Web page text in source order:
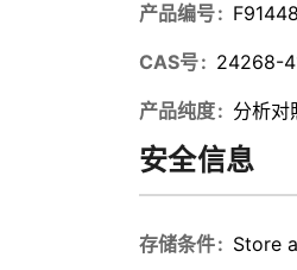
产品编号
CAS号 24268-
产品纯度 分析对
安全信息
存储条件 Store